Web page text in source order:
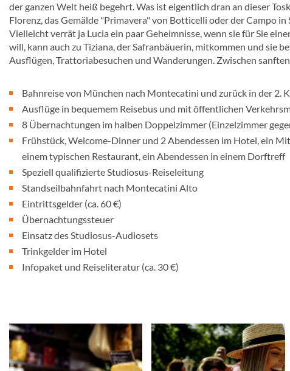
der ganzen Welt heiß begehrt. Was ist eigentlich dran an dieser
Florenz, das Gemälde "Primavera" von Botticelli oder der Campo
Vielleicht verrät ja Lucia ein paar Geheimnisse, wenn sie für Sie
will, kann auch zu Tiziana, der Safranbäuerin, mitkommen und sie
Ausflügen, Trattoriabesuchen und Wanderungen. Zwischen
Bahnreise von München nach Montecatini und zurück in der 2.
Ausflüge in bequemem Reisebus und mit öffentlichen
8 Übernachtungen im halben Doppelzimmer (Einzelzimmer
Frühstück, Welcome-Dinner und 2 Abendessen im Hotel, ein
einem typischen Restaurant, ein Abendessen in einem Dorftreff
Speziell qualifizierte Studiosus-Reiseleitung
Standseilbahnfahrt nach Montecatini Alto
Eintrittsgelder (ca. 60 €)
Übernachtungssteuer
Einsatz des Studiosus-Audiosets
Trinkgelder im Hotel
Infopaket und Reiseliteratur (ca. 30 €)